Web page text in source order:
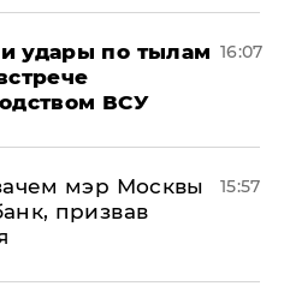
удары по тылам
ВСУ
16:07
мэр Москвы
призвав
15:57